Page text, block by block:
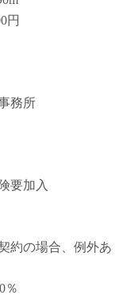
円
務所
加入
の場合、例外あ
％